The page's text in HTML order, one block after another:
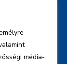
média-,